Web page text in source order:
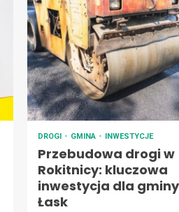
DROGI GMINA INWESTYCJE
Przebudowa drogi w
Rokitnicy: kluczowa
inwestycja dla gminy
Łask